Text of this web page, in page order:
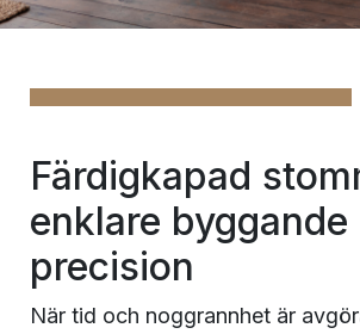
Färdigkapad
enklare byggande
precision
När tid och noggrannhet är